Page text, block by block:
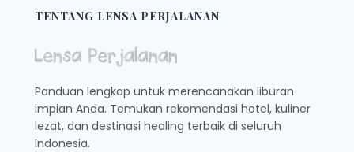
INDOOR,
NONGKRONG
TENTANG LENSA PERJALANAN
Panduan lengkap untuk merencanakan liburan
impian Anda. Temukan rekomendasi hotel, kuliner
lezat, dan destinasi healing terbaik di seluruh
Indonesia.